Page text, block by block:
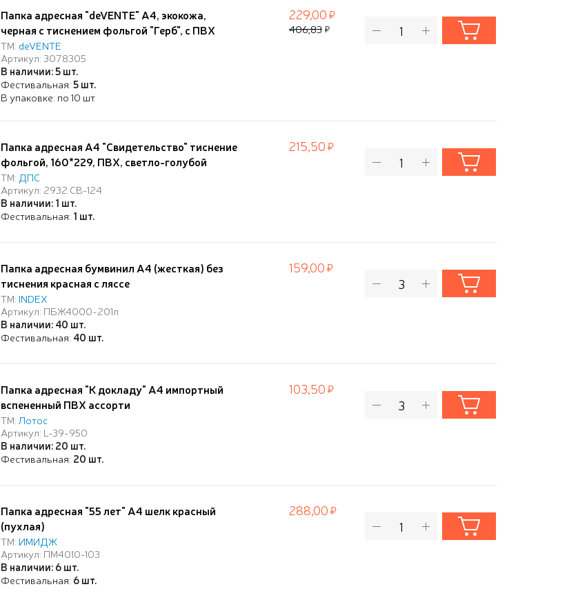
Папка адресная "deVENTE" A4, экокожа,
черная с тиснением фольгой "Герб", с ПВХ
клапанами, пухлая, индивидуальная упаковка
ТМ: deVENTE
Артикул: 3078305
В наличии: 5 шт.
Фестивальная:5 шт.
В упаковке: по 10 шт
229,00
406,83
Папка адресная А4 "Свидетельство" тиснение
фольгой, 160*229, ПВХ, светло-голубой
ТМ: ДПС
Артикул: 2932.СВ-124
В наличии: 1 шт.
Фестивальная: 1 шт.
215,50
Папка адресная бумвинил А4 (жесткая) без
тиснения красная с ляссе
ТМ: INDEX
Артикул: ПБЖ4000-201л
В наличии: 40 шт.
Фестивальная: 40 шт.
159,00
Папка адресная "К докладу" А4 импортный
вспененный ПВХ ассорти
ТМ:Лотос
Артикул: L-39-950
В наличии: 20 шт.
Фестивальная: 20 шт.
103,50
Папка адресная "55 лет" А4 шелк красный
(пухлая)
ТМ: ИМИДЖ
Артикул: ПМ4010-103
В наличии: 6 шт.
Фестивальная: 6 шт.
288,00